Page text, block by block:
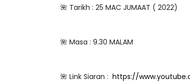
🌺 Tarikh : 25 MAC JUMAAT ( 2022)
🌺 Masa : 9.30 MALAM
🌺 Link Siaran : https://